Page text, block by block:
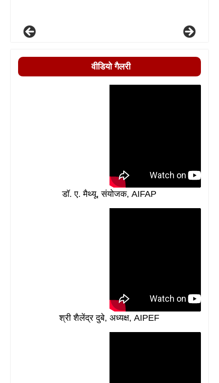
वीडियो गैलरी
डॉ. ए. मैथ्यू, संयोजक, AIFAP
श्री शैलेंद्र दुबे, अध्यक्ष, AIPEF